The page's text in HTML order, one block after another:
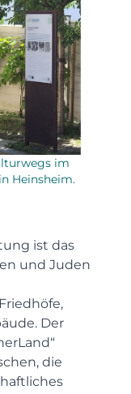
im
Heinsheim.
ist das
und Juden
Der
die